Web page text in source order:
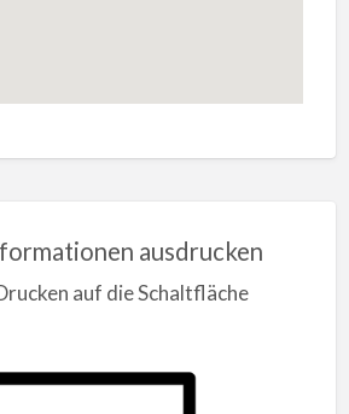
ausdrucken
auf die Schaltfläche